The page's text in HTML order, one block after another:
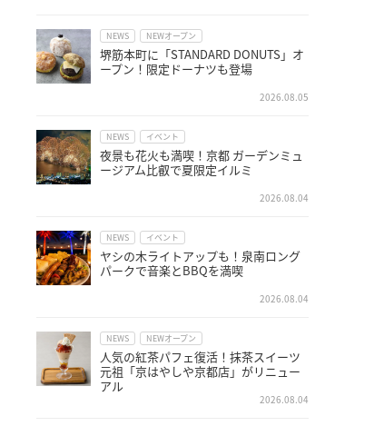
NEWS NEWオープン
堺筋本町に「STANDARD DONUTS」オ
ープン！限定ドーナツも登場
2026.08.05
NEWS イベント
夜景も花火も満喫！京都 ガーデンミュ
ージアム比叡で夏限定イルミ
2026.08.04
NEWS イベント
ヤシの木ライトアップも！泉南ロング
パークで音楽とBBQを満喫
2026.08.04
NEWS NEWオープン
人気の紅茶パフェ復活！抹茶スイーツ
元祖「京はやしや京都店」がリニュー
アル
2026.08.04